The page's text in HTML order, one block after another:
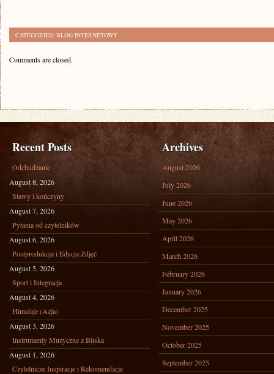
CATEGORIES: BLOG INTERNETOWY
Comments are closed.
Recent Posts
Odchudzanie
August 8, 2026
Stawy i kończyny
August 7, 2026
Pytania od czytelników
August 6, 2026
Postprodukcja i Edycja Zdjęć
August 5, 2026
Sport i Integracja
August 4, 2026
Himalaje (Azja)
August 3, 2026
Instrumenty Muzyczne z Bliska
August 1, 2026
Czytelnicze Inspiracje i Rekomendacje
Archives
August 2026
July 2026
June 2026
May 2026
April 2026
March 2026
February 2026
January 2026
December 2025
November 2025
October 2025
September 2025